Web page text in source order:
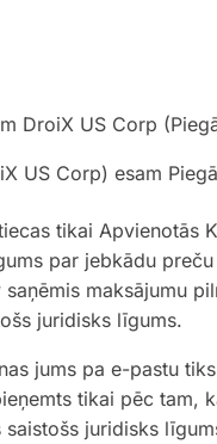
DroiX US Corp
US Corp) esam
tikai Apvienotās
par jebkādu
maksājumu
juridisks līgums.
jums pa e-pastu
tikai pēc tam,
juridisks